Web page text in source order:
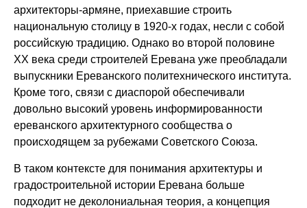
архитекторы-армяне, приехавшие строить
национальную столицу в 1920-х годах, несли с собой
российскую традицию. Однако во второй половине
XX века среди строителей Еревана уже преобладали
выпускники Ереванского политехнического института.
Кроме того, связи с диаспорой обеспечивали
довольно высокий уровень информированности
ереванского архитектурного сообщества о
происходящем за рубежами Советского Союза.
В таком контексте для понимания архитектуры и
градостроительной истории Еревана больше
подходит не деколониальная теория, а концепция